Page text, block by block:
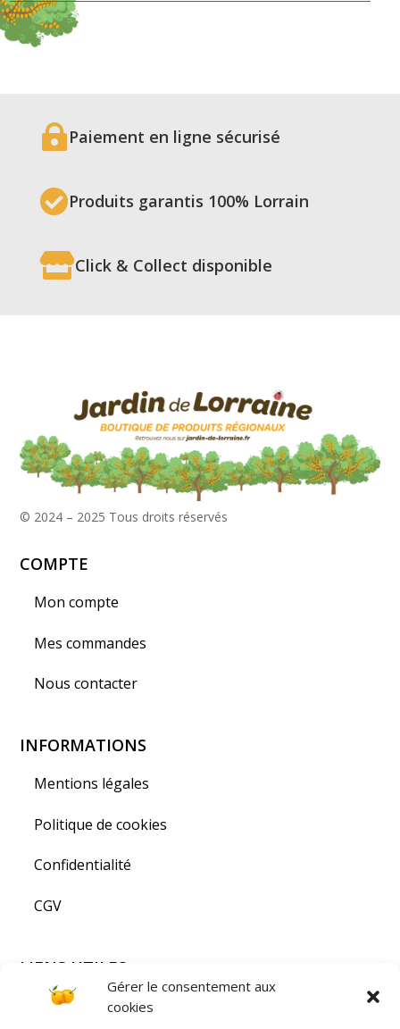
Gérer le consentement aux
cookies
de
Cerise
Griotte
Paiement en ligne sécurisé
Produits garantis 100% Lorrain
Click & Collect disponible
© 2024 – 2025 Tous droits réservés
COMPTE
Mon compte
Mes commandes
Nous contacter
INFORMATIONS
Mentions légales
Politique de cookies
Confidentialité
CGV
LIENS UTILES
Visiter la Lorraine